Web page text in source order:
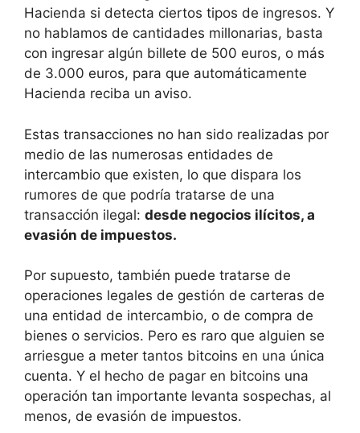
Hacienda si detecta ciertos tipos de ingresos. Y
no hablamos de cantidades millonarias, basta
con ingresar algún billete de 500 euros, o más
de 3.000 euros, para que automáticamente
Hacienda reciba un aviso.
Estas transacciones no han sido realizadas por
medio de las numerosas entidades de
intercambio que existen, lo que dispara los
rumores de que podría tratarse de una
transacción ilegal: desde negocios ilícitos, a
evasión de impuestos.
Por supuesto, también puede tratarse de
operaciones legales de gestión de carteras de
una entidad de intercambio, o de compra de
bienes o servicios. Pero es raro que alguien se
arriesgue a meter tantos bitcoins en una única
cuenta. Y el hecho de pagar en bitcoins una
operación tan importante levanta sospechas, al
menos, de evasión de impuestos.